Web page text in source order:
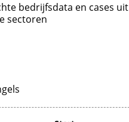
bedrijfsdata en cases uit
sectoren